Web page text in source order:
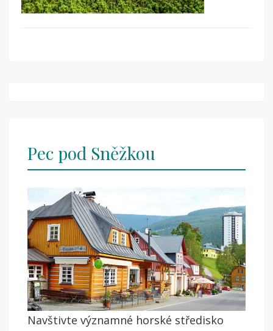
navigation
Pec pod Sněžkou
Navštivte významné horské středisko